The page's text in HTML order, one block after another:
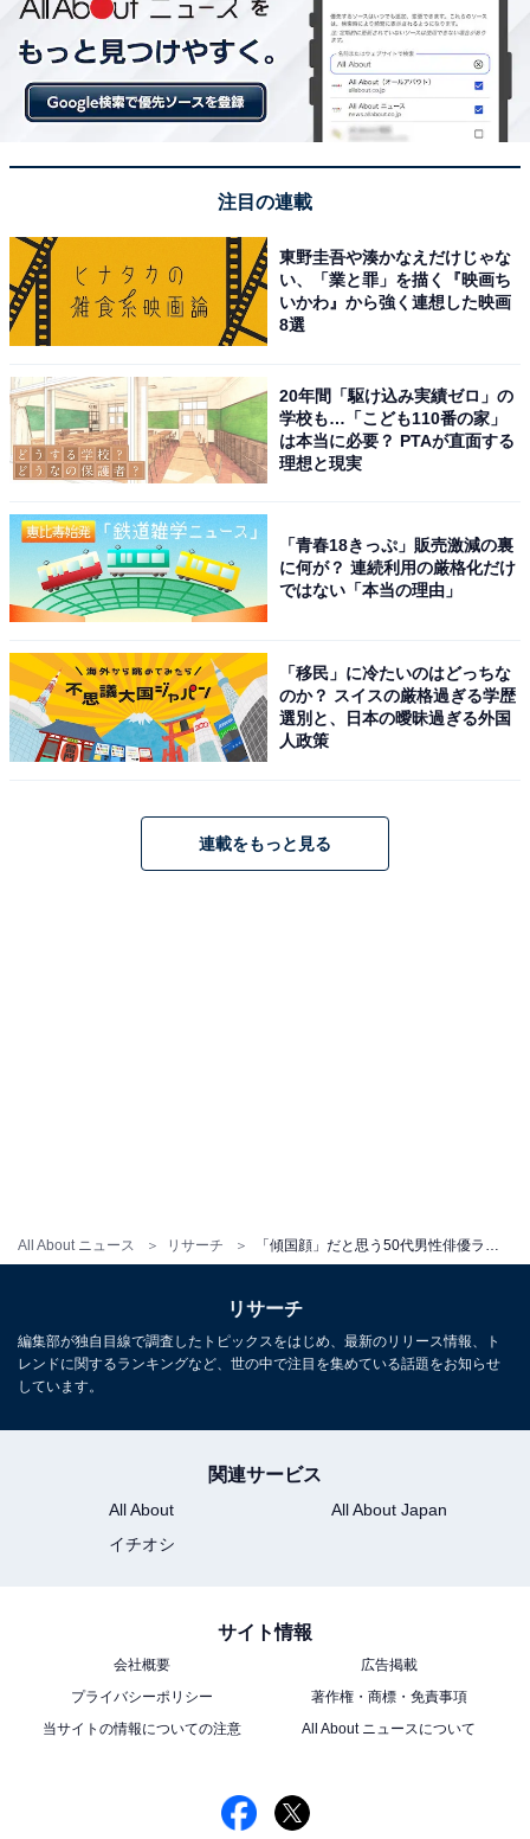
All About ニュース リサーチ
— GACKT (@GACKT)July 15, 2025
1位に選ばれたのはGACKTさんでした。GACKTさん
は、1995年にビジュアル系バンド・MALICE MIZERの2
経て俳優業をスタートさせます。俳優としては、NHK大
河ドラマ『風林火山』に上杉謙信役で出演して大ブレー
ク。映画『翔んで埼玉』では、二階堂ふみさんとダブル
主演を務めて作品を大ヒットに導きます。
そんなGACKTさんは、現在もミステリアスな雰囲気が漂
うイケメンとして人気です。カリスマ性のある言動もあ
り、傾国顔にぴったりな俳優だと言えるでしょう。
回答者からは、「日本にはいない顔だと思うし、ハーフ
なのでは無いかと毎回思ってしまう」（30代男性／埼玉
県）、「たまに人間かな？って思うことがあるくらい妖
艶でミステリアス」（50代女性／東京都）、「私生活な
共存しています」（50代女性／広島県）などの意見が寄
せられました。
などを制作。その後、フリーランスの編集・ライターに
レビや芸能人に関するコラムなどを執筆。編集プロダク
ション「ゆるま」を立ち上げる。
11位までの全ランキング結果を見
注目の連載
東野圭吾や湊かなえだけじゃな
い、「業と罪」を描く『映画ち
いかわ』から強く連想した映画
8選
20年間「駆け込み実績ゼロ」の
学校も…「こども110番の家」
は本当に必要？ PTAが直面する
理想と現実
「青春18きっぷ」販売激減の裏
に何が？ 連続利用の厳格化だけ
ではない「本当の理由」
「移民」に冷たいのはどっちな
のか？ スイスの厳格過ぎる学歴
選別と、日本の曖昧過ぎる外国
人政策
連載をもっと見る
リサーチ
編集部が独自目線で調査したトピックスをはじめ、最新のリリース情報、ト
レンドに関するランキングなど、世の中で注目を集めている話題をお知らせ
しています。
関連サービス
All About
All About Japan
イチオシ
サイト情報
会社概要
広告掲載
プライバシーポリシー
著作権・商標・免責事項
当サイトの情報についての注意
All About ニュースについて